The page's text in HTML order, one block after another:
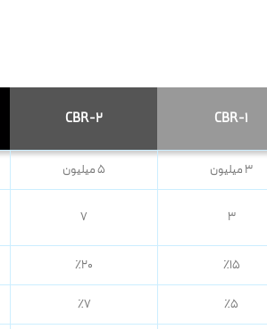
CBR-1
CBR-2
۳ میلیون ۵ میلیون
۳ ۷
٪۱۵ ٪۲۰
٪۵ ٪۷